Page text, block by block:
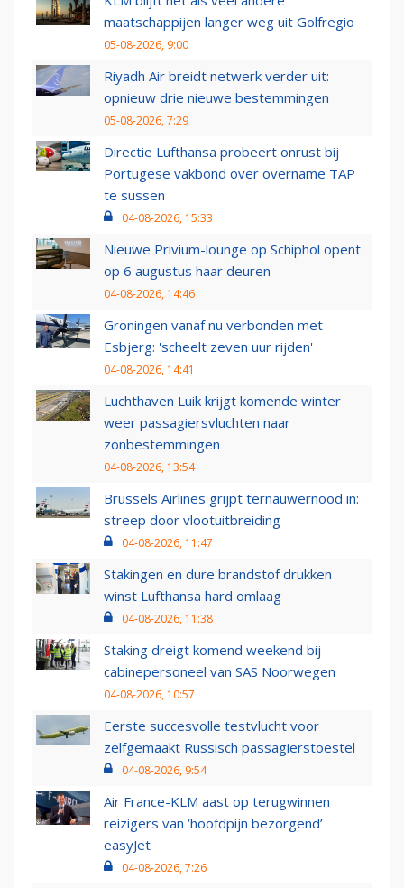
maatschappijen langer weg uit Golfregio
05-08-2026, 9:00
Riyadh Air breidt netwerk verder uit:
opnieuw drie nieuwe bestemmingen
05-08-2026, 7:29
Directie Lufthansa probeert onrust bij
Portugese vakbond over overname TAP
te sussen
04-08-2026, 15:33
Nieuwe Privium-lounge op Schiphol opent
op 6 augustus haar deuren
04-08-2026, 14:46
Groningen vanaf nu verbonden met
Esbjerg: 'scheelt zeven uur rijden'
04-08-2026, 14:41
Luchthaven Luik krijgt komende winter
weer passagiersvluchten naar
zonbestemmingen
04-08-2026, 13:54
Brussels Airlines grijpt ternauwernood in:
streep door vlootuitbreiding
04-08-2026, 11:47
Stakingen en dure brandstof drukken
winst Lufthansa hard omlaag
04-08-2026, 11:38
Staking dreigt komend weekend bij
cabinepersoneel van SAS Noorwegen
04-08-2026, 10:57
Eerste succesvolle testvlucht voor
zelfgemaakt Russisch passagierstoestel
04-08-2026, 9:54
Air France-KLM aast op terugwinnen
reizigers van ‘hoofdpijn bezorgend’
easyJet
04-08-2026, 7:26